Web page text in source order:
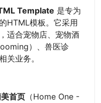
Template 是专为
HTML模板。它采用
适合宠物店、宠物酒
）、兽医诊
关业务。
首页 （Home One -